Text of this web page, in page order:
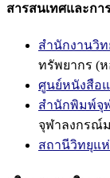
สารสนเทศและกา
สำนักงานวิ
ทรัพยากร (
ศูนย์หนังสือ
สำนักพิมพ์จุ
จุฬาลงกรณ์
สถานีวิทยุแ